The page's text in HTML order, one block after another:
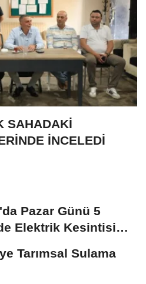
SAHADAKİ
İNCELEDİ
Pazar Günü 5
Elektrik Kesintisi
Tarımsal Sulama